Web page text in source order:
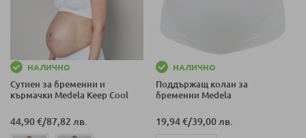
НАЛИЧНО
Сутиен за бременни и
кърмачки Medela Keep Cool
44,90 €/87,82 лв.
НАЛИЧНО
Поддържащ колан за
бременни Medela
19,94 €/39,00 лв.